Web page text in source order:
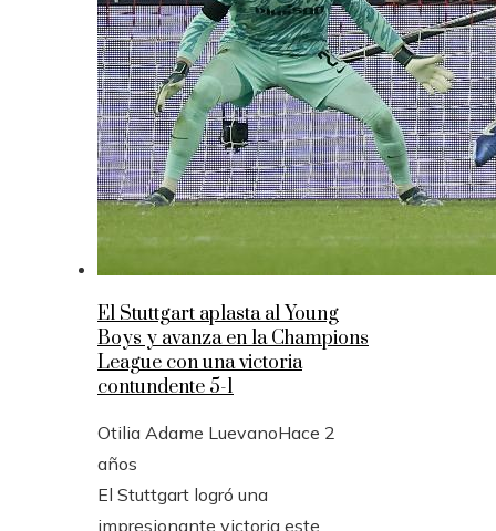
El Stuttgart aplasta al Young
Boys y avanza en la Champions
League con una victoria
contundente 5-1
Otilia Adame LuevanoHace 2
años
El Stuttgart logró una
impresionante victoria este